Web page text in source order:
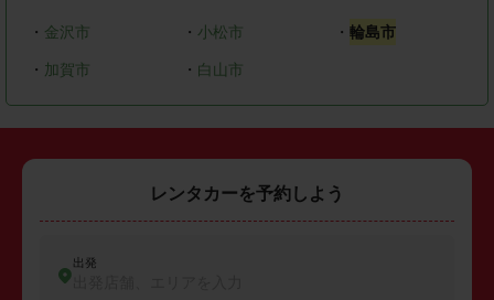
・ 金沢市 ・ 小松市 ・輪島市
・ 加賀市 ・ 白山市
レンタカーを予約しよう
出発